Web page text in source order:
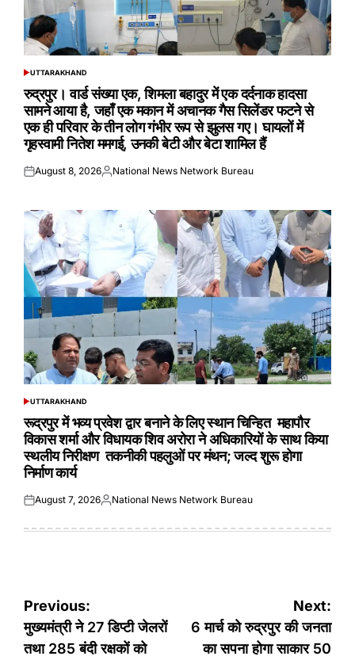
POSTED
UTTARAKHAND
रुद्रपुर। वार्ड संख्या एक, शिमला बहादुर में एक दर्दनाक हादसा
सामने आया है, जहाँ एक मकान में अचानक गैस सिलेंडर फटने से
एक ही परिवार के तीन लोग गंभीर रूप से झुलस गए। घायलों में
गृहस्वामी नितेश ममगई, उनकी बेटी और बेटा शामिल हैं
Posted
August 8, 2026Posted
National News Network Bureau
POSTED
UTTARAKHAND
रूद्रपुर में भव्य प्रवेश द्वार बनाने के लिए स्थान चिन्हित महापौर
विकास शर्मा और विधायक शिव अरोरा ने अधिकारियों के साथ किया
स्थलीय निरीक्षण तकनीकी पहलुओं पर मंथन; जल्द शुरू होगा
निर्माण कार्य
Posted
August 7, 2026Posted
National News Network Bureau
Post
navigation
Previous:
मुख्यमंत्री ने 27 डिप्टी जेलरों
तथा 285 बंदी रक्षकों को
Next:
6 मार्च को रुद्रपुर की जनता
का सपना होगा साकार 50